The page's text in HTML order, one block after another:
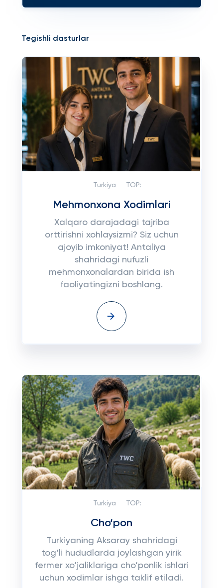
Tegishli dasturlar
Turkiya TOP:
Mehmonxona Xodimlari
Xalqaro darajadagi tajriba
orttirishni xohlaysizmi? Siz uchun
ajoyib imkoniyat! Antaliya
shahridagi nufuzli
mehmonxonalardan birida ish
faoliyatingizni boshlang.
Turkiya TOP:
Cho‘pon
Turkiyaning Aksaray shahridagi
tog‘li hududlarda joylashgan yirik
fermer xo‘jaliklariga cho‘ponlik ishlari
uchun xodimlar ishga taklif etiladi.